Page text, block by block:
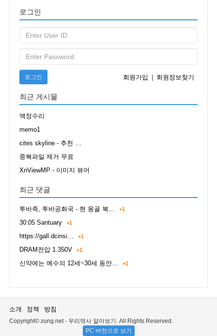
로그인
로그인 회원가입 회원정보찾기
최근 게시물
액정수리
memo1
cites skyline - 추천 …
중복파일 제거 무료
XnViewMP - 이미지 뷰어
최근 댓글
투바족, 투바공화국 - 현 몽골 북… +1
30:05 Santuary +1
https://gall.dcinsi… +1
DRAM전압 1.350V +1
신약에는 예수의 12세~30세 동안… +1
소개 정책 방침
Copyright© zung.net - 우리역사 알아보기. All Rights Reserved.
PC 버전으로 보기